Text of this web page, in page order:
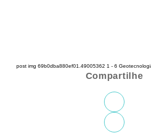
post img 69b0dba880ef01.49005362 1 - 6
Compartilhe